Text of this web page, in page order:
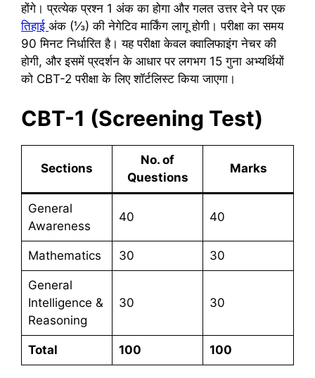
होंगे। प्रत्येक प्रश्न 1 अंक का होगा और गलत उत्तर देने पर एक
तिहाई अंक (⅓) की नेगेटिव मार्किंग लागू होगी। परीक्षा का समय
90 मिनट निर्धारित है। यह परीक्षा केवल क्वालिफाइंग नेचर की
होगी, और इसमें प्रदर्शन के आधार पर लगभग 15 गुना अभ्यर्थियों
को CBT-2 परीक्षा के लिए शॉर्टलिस्ट किया जाएगा।
CBT-1 (Screening Test)
Sections
No. of
Questions
Marks
General
Awareness
40 40
Mathematics 30 30
General
Intelligence &
Reasoning
30 30
Total 100 100